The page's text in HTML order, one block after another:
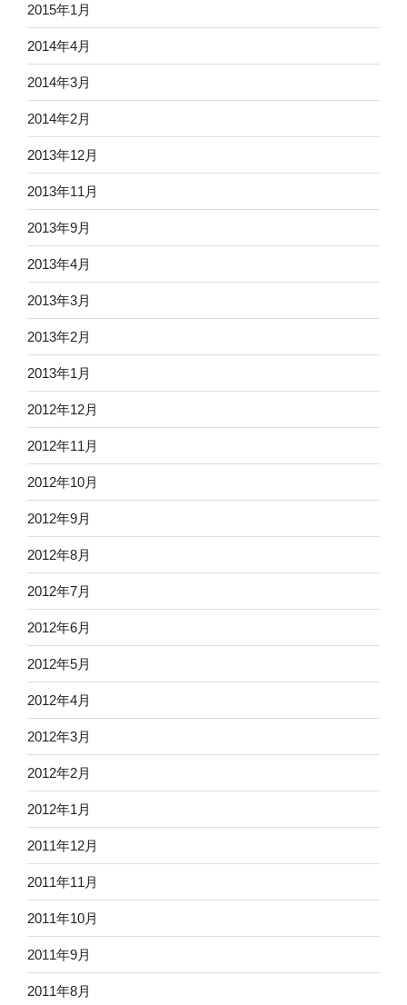
2015年1月
2014年4月
2014年3月
2014年2月
2013年12月
2013年11月
2013年9月
2013年4月
2013年3月
2013年2月
2013年1月
2012年12月
2012年11月
2012年10月
2012年9月
2012年8月
2012年7月
2012年6月
2012年5月
2012年4月
2012年3月
2012年2月
2012年1月
2011年12月
2011年11月
2011年10月
2011年9月
2011年8月